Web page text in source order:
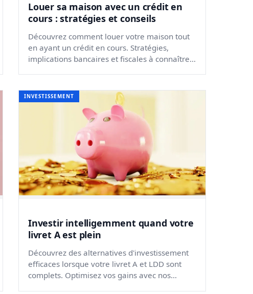
Louer sa maison avec un crédit en
cours : stratégies et conseils
Découvrez comment louer votre maison tout
en ayant un crédit en cours. Stratégies,
implications bancaires et fiscales à connaître
INVESTISSEMENT
Investir intelligemment quand votre
livret A est plein
Découvrez des alternatives d'investissement
efficaces lorsque votre livret A et LDD sont
complets. Optimisez vos gains avec nos